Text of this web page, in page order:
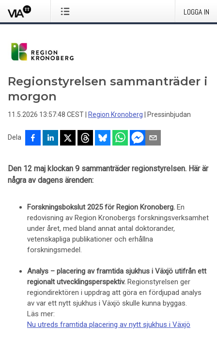
LOGGA IN
Regionstyrelsen sammanträder i
morgon
11.5.2026 13:57:48 CEST Region Kronoberg Pressinbjudan
Dela
Den 12 maj klockan 9 sammanträder regionstyrelsen. Här är
några av dagens ärenden:
Forskningsbokslut 2025 för Region Kronoberg. En
redovisning av Region Kronobergs forskningsverksamhet
under året, med bland annat antal doktorander,
vetenskapliga publikationer och erhållna
forskningsmedel.
Analys – placering av framtida sjukhus i Växjö utifrån ett
regionalt utvecklingsperspektiv. Regionstyrelsen ger
regiondirektören i uppdrag att göra en fördjupad analys
av var ett nytt sjukhus i Växjö skulle kunna byggas.
Läs mer:
Nu utreds framtida placering av nytt sjukhus i Växjö